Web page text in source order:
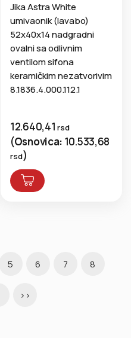
Jika Astra White
umivaonik (lavabo)
52x40x14 nadgradni
ovalni sa odlivnim
ventilom sifona
keramičkim nezatvorivim
8.1836.4.000.112.1
12.640,41 rsd
(Osnovica: 10.533,68
rsd)
5 6 7 8
>>